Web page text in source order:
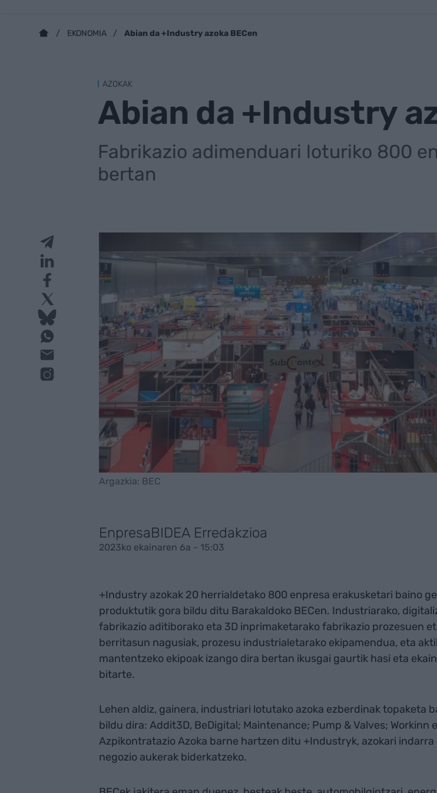
EKONOMIA Abian da +Industry azoka BECen
AZOKAK
Abian da +Industry
Fabrikazio adimenduari loturiko 800
bertan
Argazkia: BEC
EnpresaBIDEA Erredakzioa
2023ko ekainaren 6a - 15:03
+Industry azokak 20 herrialdetako 800 enpresa erakusketari baino
produktutik gora bildu ditu Barakaldoko BECen. Industriarako,
fabrikazio aditiborako eta 3D inprimaketarako fabrikazio prozesuen
berritasun nagusiak, prozesu industrialetarako ekipamendua, eta
mantentzeko ekipoak izango dira bertan ikusgai gaurtik hasi eta
bitarte.
Lehen aldiz, gainera, industriari lotutako azoka ezberdinak topaketa
bildu dira: Addit3D, BeDigital; Maintenance; Pump & Valves; Workinn
Azpikontratazio Azoka barne hartzen ditu +Industryk, azokari indarra
negozio aukerak biderkatzeko.